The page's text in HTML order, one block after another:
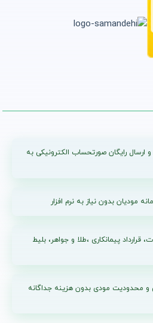
رایگان صورتحساب الکترونیکی به
مودیان بدون نیاز به نرم افزار
پیمانکاری ،طلا و جواهر، بلیط
محدودیت مودی بدون هزینه جداگانه